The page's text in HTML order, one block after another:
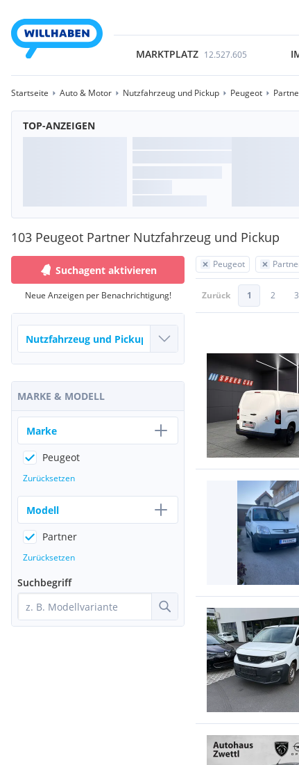
MARKTPLATZ 12.527.605
Startseite Auto & Motor Nutzfahrzeug und Pickup Peugeot
TOP-ANZEIGEN
103 Peugeot Partner Nutzfahrzeug und Pickup
Peugeot
Zurück 1 2 3
Suchagent aktivieren
Neue Anzeigen per Benachrichtigung!
MARKE & MODELL
Marke
Peugeot
Zurücksetzen
Modell
Partner
Zurücksetzen
Suchbegriff